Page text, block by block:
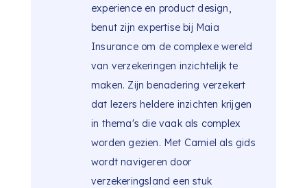
experience en product design,
benut zijn expertise bij Maia
Insurance om de complexe wereld
van verzekeringen inzichtelijk te
maken. Zijn benadering verzekert
dat lezers heldere inzichten krijgen
in thema's die vaak als complex
worden gezien. Met Camiel als gids
wordt navigeren door
verzekeringsland een stuk